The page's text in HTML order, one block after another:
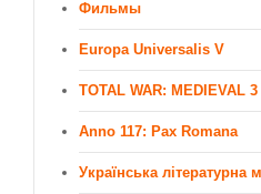
Фильмы
Europa Universalis V
TOTAL WAR: MEDIEVAL 3
Anno 117: Pax Romana
Українська літературна